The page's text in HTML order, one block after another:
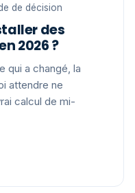
de décision
des
2026 ?
qui a changé, la
attendre ne
calcul de mi-